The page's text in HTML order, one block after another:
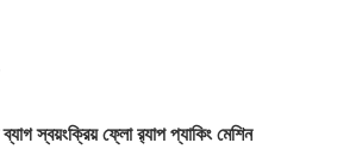
স্বয়ংক্রিয় ফ্লো র‍্যাপ প্যাকিং মেশিন